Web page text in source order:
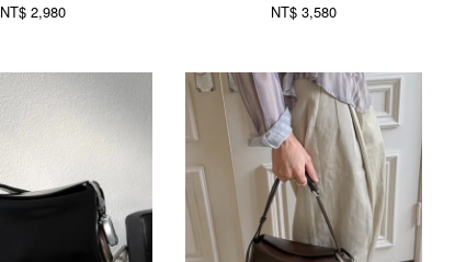
NT$ 2,980 NT$ 3,580